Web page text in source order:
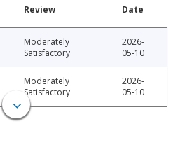
Review Date
Moderately
Satisfactory
2026-
05-10
Moderately
Satisfactory
2026-
05-10